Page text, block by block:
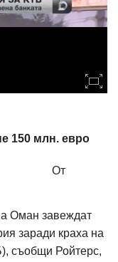
150 млн. евро
От
Оман завеждат
заради краха на
съобщи Ройтерс,